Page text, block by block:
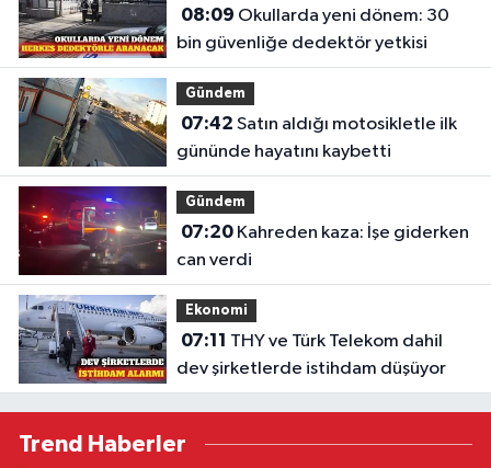
08:09
bin güvenliğe dedektör yetkisi
Gündem
07:42
gününde hayatını kaybetti
Gündem
07:20Kahreden kaza: İşe giderken
can verdi
Ekonomi
07:11
dev şirketlerde istihdam düşüyor
Trend Haberler